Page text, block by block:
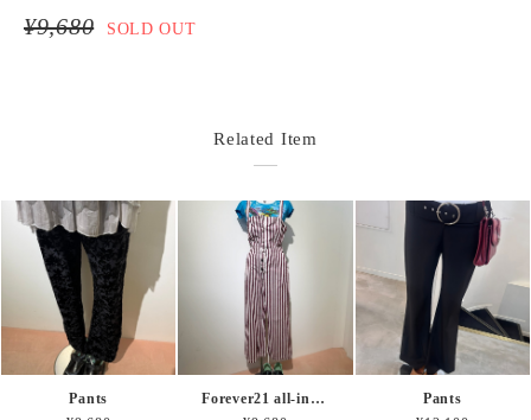
¥9,680 SOLD OUT
Related Item
Pants
Forever21 all-in-one
Pants